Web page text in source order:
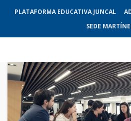
PLATAFORMA EDUCATIVA JUNCAL
SEDE